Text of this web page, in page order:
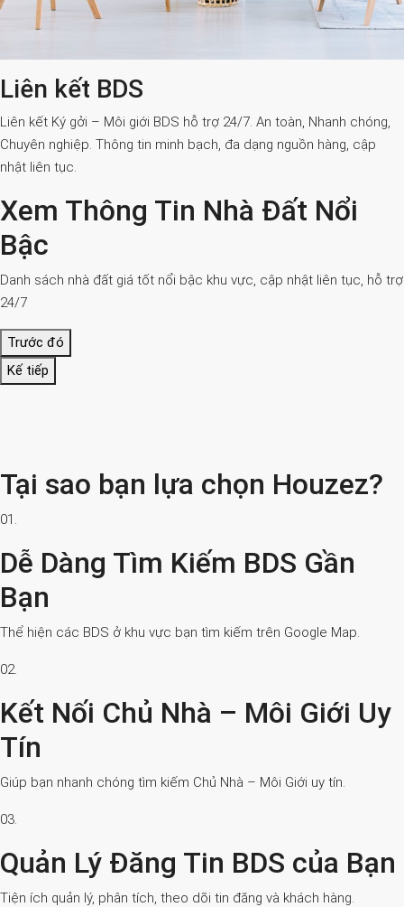
Liên kết BDS
Liên kết Ký gởi – Môi giới BDS hỗ trợ 24/7. An toàn, Nhanh chóng,
Chuyên nghiệp. Thông tin minh bạch, đa dạng nguồn hàng, cập
nhật liên tục.
Xem Thông Tin Nhà Đất Nổi
Bậc
Danh sách nhà đất giá tốt nổi bậc khu vực, cập nhật liên tục, hỗ trợ
24/7
Trước đó
Kế tiếp
Tại sao bạn lựa chọn Houzez?
01.
Dễ Dàng Tìm Kiếm BDS Gần
Bạn
Thể hiện các BDS ở khu vực bạn tìm kiếm trên Google Map.
02.
Kết Nối Chủ Nhà – Môi Giới Uy
Tín
Giúp bạn nhanh chóng tìm kiếm Chủ Nhà – Môi Giới uy tín.
03.
Quản Lý Đăng Tin BDS của Bạn
Tiện ích quản lý, phân tích, theo dõi tin đăng và khách hàng.